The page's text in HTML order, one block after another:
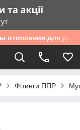
отопления для дома
Фітинги ППР